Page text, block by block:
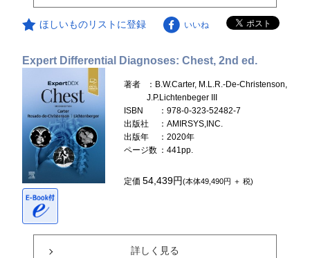
ほしいものリストに登録 いいね
Expert Differential Diagnoses: Chest, 2nd ed.
著者
：B.W.Carter, M.L.R.-De-Christenson,
J.P.Lichtenbeger III
ISBN
：978-0-323-52482-7
出版社
：AMIRSYS,INC.
出版年
：2020年
ページ数 ：441pp.
定価54,439円(本体49,490円 ＋ 税)
詳しく見る